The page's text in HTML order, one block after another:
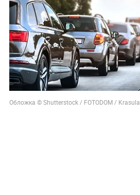
Обложка © Shutterstock / FOTODOM / Krasula